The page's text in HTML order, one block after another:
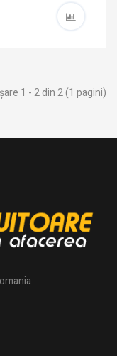
1 - 2 din 2 (1 pagini)